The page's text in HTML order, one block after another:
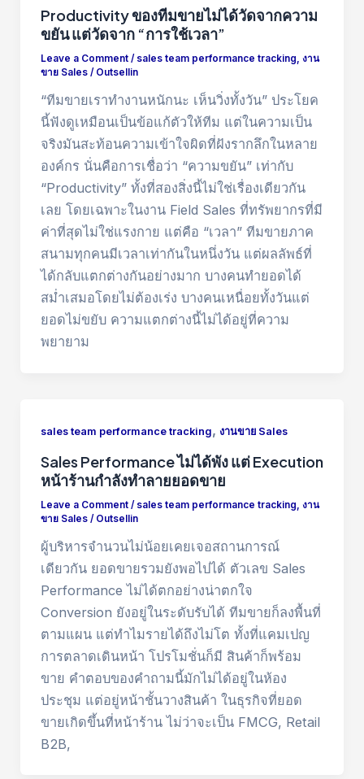
Productivity ของทีมขายไม่ได้วัดจากความ
ขยัน แต่วัดจาก “การใช้เวลา”
Leave a Comment / sales team performance tracking, งาน
ขาย Sales/ Outsellin
“ทีมขายเราทำงานหนักนะ เห็นวิ่งทั้งวัน” ประโยค
นี้ฟังดูเหมือนเป็นข้อแก้ตัวให้ทีม แต่ในความเป็น
จริงมันสะท้อนความเข้าใจผิดที่ฝังรากลึกในหลาย
องค์กร นั่นคือการเชื่อว่า “ความขยัน” เท่ากับ
“Productivity” ทั้งที่สองสิ่งนี้ไม่ใช่เรื่องเดียวกัน
เลย โดยเฉพาะในงาน Field Sales ที่ทรัพยากรที่มี
ค่าที่สุดไม่ใช่แรงกาย แต่คือ “เวลา” ทีมขายภาค
สนามทุกคนมีเวลาเท่ากันในหนึ่งวัน แต่ผลลัพธ์ที่
ได้กลับแตกต่างกันอย่างมาก บางคนทำยอดได้
สม่ำเสมอโดยไม่ต้องเร่ง บางคนเหนื่อยทั้งวันแต่
ยอดไม่ขยับ ความแตกต่างนี้ไม่ได้อยู่ที่ความ
พยายาม
sales team performance tracking, งานขาย Sales
Sales Performance ไม่ได้พัง แต่ Execution
หน้าร้านกำลังทำลายยอดขาย
Leave a Comment / sales team performance tracking, งาน
ขาย Sales/ Outsellin
ผู้บริหารจำนวนไม่น้อยเคยเจอสถานการณ์
เดียวกัน ยอดขายรวมยังพอไปได้ ตัวเลข Sales
Performance ไม่ได้ตกอย่างน่าตกใจ
Conversion ยังอยู่ในระดับรับได้ ทีมขายก็ลงพื้นที่
ตามแผน แต่ทำไมรายได้ถึงไม่โต ทั้งที่แคมเปญ
การตลาดเดินหน้า โปรโมชั่นก็มี สินค้าก็พร้อม
ขาย คำตอบของคำถามนี้มักไม่ได้อยู่ในห้อง
ประชุม แต่อยู่หน้าชั้นวางสินค้า ในธุรกิจที่ยอด
ขายเกิดขึ้นที่หน้าร้าน ไม่ว่าจะเป็น FMCG, Retail
B2B,